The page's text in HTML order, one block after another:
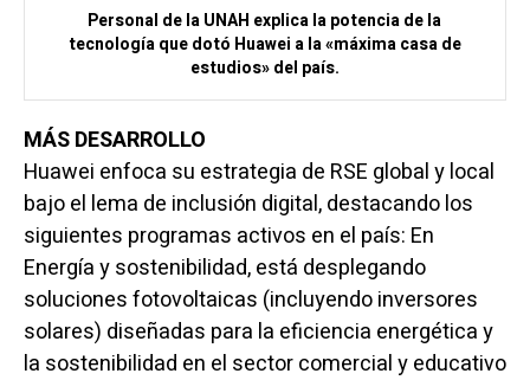
Personal de la UNAH explica la potencia de la
tecnología que dotó Huawei a la «máxima casa de
estudios» del país.
MÁS DESARROLLO
Huawei enfoca su estrategia de RSE global y local
bajo el lema de inclusión digital, destacando los
siguientes programas activos en el país: En
Energía y sostenibilidad, está desplegando
soluciones fotovoltaicas (incluyendo inversores
solares) diseñadas para la eficiencia energética y
la sostenibilidad en el sector comercial y educativo